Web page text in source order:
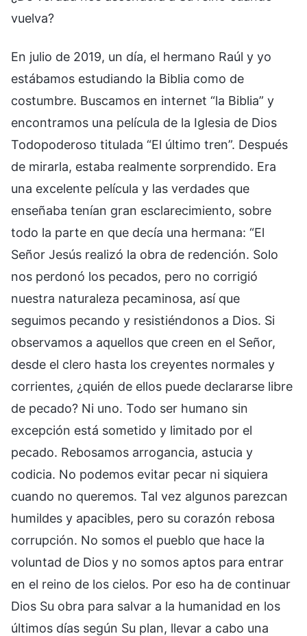
vuelva?
En julio de 2019, un día, el hermano Raúl y yo
estábamos estudiando la Biblia como de
costumbre. Buscamos en internet “la Biblia” y
encontramos una película de la Iglesia de Dios
Todopoderoso titulada “El último tren”. Después
de mirarla, estaba realmente sorprendido. Era
una excelente película y las verdades que
enseñaba tenían gran esclarecimiento, sobre
todo la parte en que decía una hermana: “El
Señor Jesús realizó la obra de redención. Solo
nos perdonó los pecados, pero no corrigió
nuestra naturaleza pecaminosa, así que
seguimos pecando y resistiéndonos a Dios. Si
observamos a aquellos que creen en el Señor,
desde el clero hasta los creyentes normales y
corrientes, ¿quién de ellos puede declararse libre
de pecado? Ni uno. Todo ser humano sin
excepción está sometido y limitado por el
pecado. Rebosamos arrogancia, astucia y
codicia. No podemos evitar pecar ni siquiera
cuando no queremos. Tal vez algunos parezcan
humildes y apacibles, pero su corazón rebosa
corrupción. No somos el pueblo que hace la
voluntad de Dios y no somos aptos para entrar
en el reino de los cielos. Por eso ha de continuar
Dios Su obra para salvar a la humanidad en los
últimos días según Su plan, llevar a cabo una